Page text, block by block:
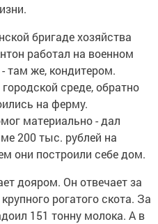
бригаде хозяйства
работал на военном
там же, кондитером.
среде, обратно
на ферму.
материально - дал
200 тыс. рублей на
они построили себе дом.
дояром. Он отвечает за
рогатого скота. За
151 тонну молока. А в